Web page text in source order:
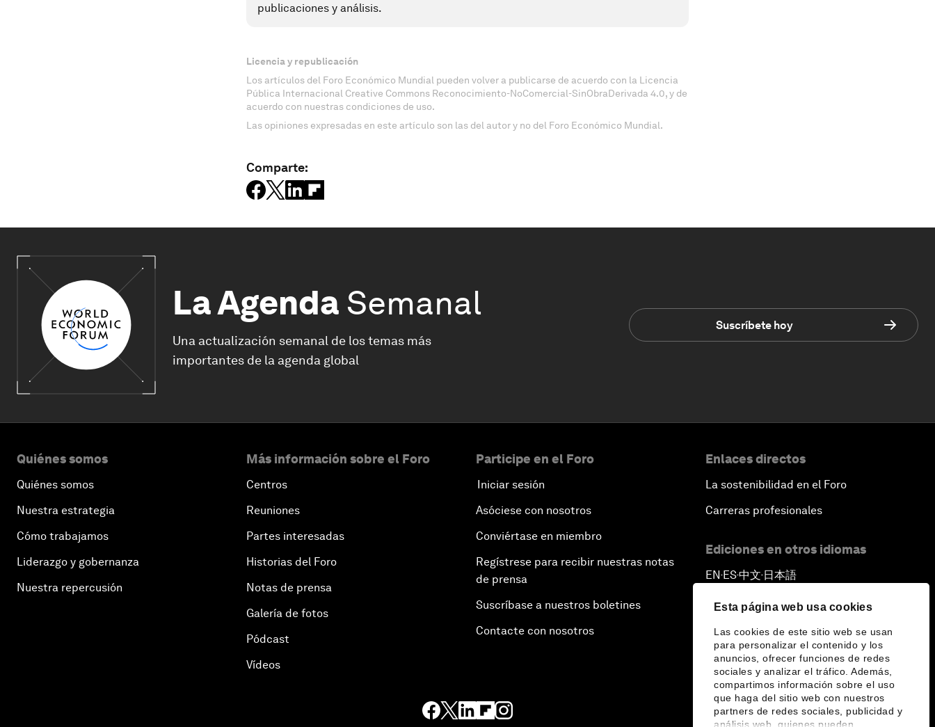
Esta página web usa cookies
Las cookies de este sitio web se usan
para personalizar el contenido y los
anuncios, ofrecer funciones de redes
sociales y analizar el tráfico. Además,
compartimos información sobre el uso
que haga del sitio web con nuestros
partners de redes sociales, publicidad y
análisis web, quienes pueden
publicaciones y análisis.
Licencia y republicación
Los artículos del Foro Económico Mundial pueden volver a publicarse de acuerdo con la Licencia
Pública Internacional Creative Commons Reconocimiento-NoComercial-SinObraDerivada 4.0, y de
acuerdo con nuestras condiciones de uso.
Las opiniones expresadas en este artículo son las del autor y no del Foro Económico Mundial.
Comparte:
La Agenda Semanal
Una actualización semanal de los temas más
importantes de la agenda global
Suscríbete hoy
Quiénes somos
Quiénes somos
Nuestra estrategia
Cómo trabajamos
Liderazgo y gobernanza
Nuestra repercusión
Más información sobre el Foro
Centros
Reuniones
Partes interesadas
Historias del Foro
Notas de prensa
Galería de fotos
Pódcast
Vídeos
Participe en el Foro
Iniciar sesión
Asóciese con nosotros
Conviértase en miembro
Regístrese para recibir nuestras notas
de prensa
Suscríbase a nuestros boletines
Contacte con nosotros
Enlaces directos
La sostenibilidad en el Foro
Carreras profesionales
Ediciones en otros idiomas
EN ▪ES▪中文▪ 日本語